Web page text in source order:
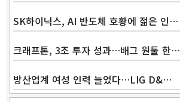
SK하이닉스, AI 반도체 호황에 젊은 인…
크래프톤, 3조 투자 성과…배그 원툴 한…
방산업계 여성 인력 늘었다…LIG D&…